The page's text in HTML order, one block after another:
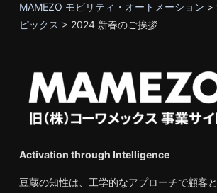
MAMEZO モビリティ・オートメーション >
ピックス > 2024 新春のご挨拶
Activation through Intelligence
豆蔵の知性は、工学的なアプローチで顧客